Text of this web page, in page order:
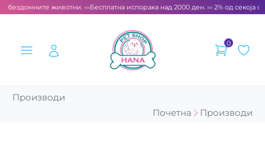
животни. ‹‹‹Бесплатна испорака над 2000 ден. ››› 2% од секоја
0
Производи
Почетна
Производи